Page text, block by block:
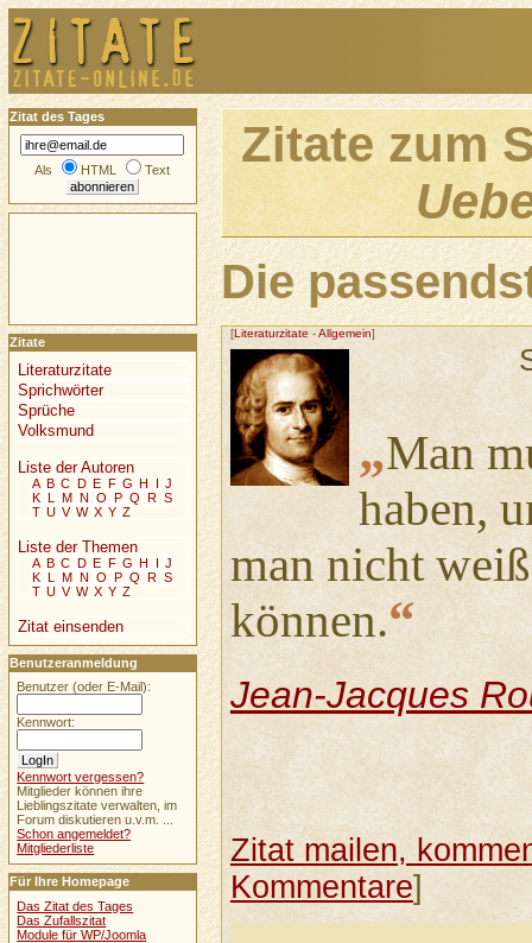
Zitate zum
Die
[Literaturzitate -Allgemein]
„Man
haben,
man nicht
können.“
Jean-Jacques
Zitat mailen,
Kommentare]
Zitat des Tages
Als HTML Text
Zitate
Literaturzitate
Sprichwörter
Sprüche
Volksmund
Liste der Autoren
A B C D E F G H I J
K L M N O P Q R S
T U V W X Y Z
Liste der Themen
A B C D E F G H I J
K L M N O P Q R S
T U V W X Y Z
Zitat einsenden
Benutzeranmeldung
Benutzer (oder E-Mail):
Kennwort:
Kennwort vergessen?
Mitglieder können ihre
Lieblingszitate verwalten, im
Forum diskutieren u.v.m. ...
Schon angemeldet?
Mitgliederliste
Für Ihre Homepage
Das Zitat des Tages
Das Zufallszitat
Module für WP/Joomla